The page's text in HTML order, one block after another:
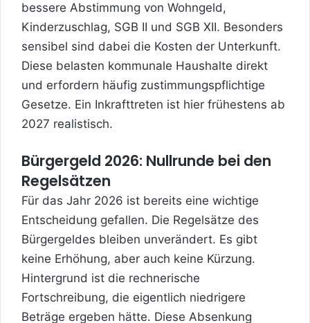
bessere Abstimmung von Wohngeld,
Kinderzuschlag, SGB II und SGB XII. Besonders
sensibel sind dabei die Kosten der Unterkunft.
Diese belasten kommunale Haushalte direkt
und erfordern häufig zustimmungspflichtige
Gesetze. Ein Inkrafttreten ist hier frühestens ab
2027 realistisch.
Bürgergeld 2026: Nullrunde bei den
Regelsätzen
Für das Jahr 2026 ist bereits eine wichtige
Entscheidung gefallen. Die Regelsätze des
Bürgergeldes bleiben unverändert. Es gibt
keine Erhöhung, aber auch keine Kürzung.
Hintergrund ist die rechnerische
Fortschreibung, die eigentlich niedrigere
Beträge ergeben hätte. Diese Absenkung